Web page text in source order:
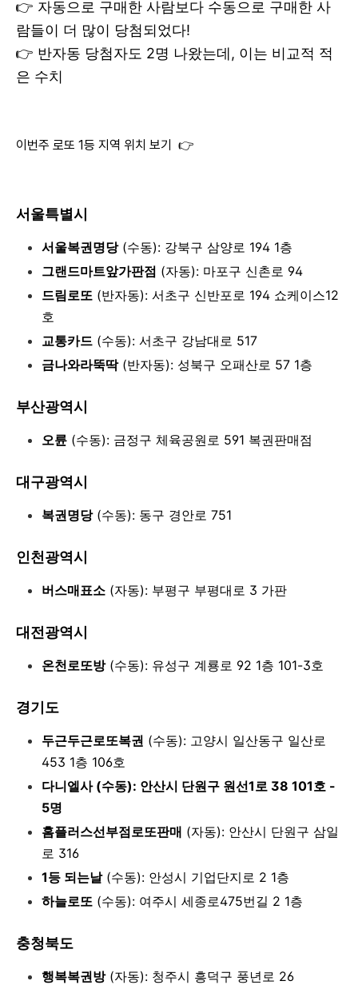
👉 자동으로 구매한 사람보다 수동으로 구매한 사
람들이 더 많이 당첨되었다!
👉 반자동 당첨자도 2명 나왔는데, 이는 비교적 적
은 수치
이번주 로또 1등 지역 위치 보기 👉
서울특별시
서울복권명당(수동): 강북구 삼양로 194 1층
그랜드마트앞가판점 (자동): 마포구 신촌로 94
드림로또 (반자동): 서초구 신반포로 194 쇼케이스12
호
교통카드 (수동): 서초구 강남대로 517
금나와라뚝딱(반자동): 성북구 오패산로 57 1층
부산광역시
오륜 (수동): 금정구 체육공원로 591 복권판매점
대구광역시
복권명당(수동): 동구 경안로 751
인천광역시
버스매표소 (자동): 부평구 부평대로 3 가판
대전광역시
온천로또방(수동): 유성구 계룡로 92 1층 101-3호
경기도
두근두근로또복권 (수동): 고양시 일산동구 일산로
453 1층 106호
다니엘사 (수동): 안산시 단원구 원선1로 38 101호 -
5명
홈플러스선부점로또판매 (자동): 안산시 단원구 삼일
로 316
1등 되는날(수동): 안성시 기업단지로 2 1층
하늘로또 (수동): 여주시 세종로475번길 2 1층
충청북도
행복복권방(자동): 청주시 흥덕구 풍년로 26